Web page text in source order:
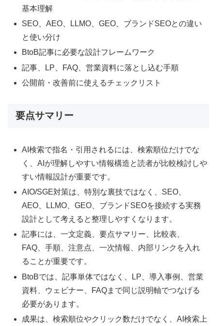
基本理解
SEO、AEO、LLMO、GEO、ブランドSEOとの違い
と使い分け
BtoB記事に必要な設計フレームワーク
記事、LP、FAQ、営業資料に落とし込む手順
公開前・改善前に使えるチェックリスト
要点サマリー
AI検索で指名・引用されるには、検索順位だけでな
く、AIが理解しやすい情報構造と読者が比較検討しや
すい情報設計が重要です。
AIO/SGE対策は、特別な裏技ではなく、SEO、
AEO、LLMO、GEO、ブランドSEOを接続する実務
設計として考えると整理しやすくなります。
記事には、一文定義、要点サマリー、比較表、
FAQ、手順、注意点、一次情報、内部リンクを入れ
ることが重要です。
BtoBでは、記事単体ではなく、LP、導入事例、営業
資料、ウェビナー、FAQまで同じ説明軸でつなげる
必要があります。
成果は、検索順位やクリック数だけでなく、AI検索上